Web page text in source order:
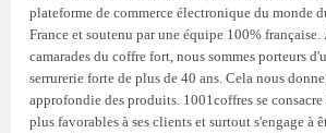
plateforme de commerce électronique du monde
France et soutenu par une équipe 100% française.
camarades du coffre fort, nous sommes porteurs
serrurerie forte de plus de 40 ans. Cela nous
approfondie des produits. 1001coffres se
plus favorables à ses clients et surtout s'engage à